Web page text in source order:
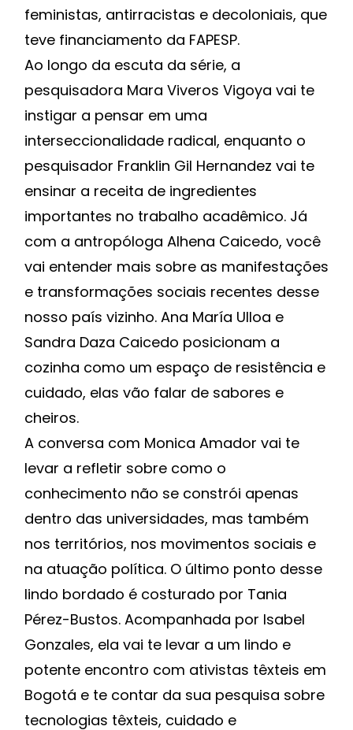
feministas, antirracistas e decoloniais, que
teve financiamento da FAPESP.
Ao longo da escuta da série, a
pesquisadora Mara Viveros Vigoya vai te
instigar a pensar em uma
interseccionalidade radical, enquanto o
pesquisador Franklin Gil Hernandez vai te
ensinar a receita de ingredientes
importantes no trabalho acadêmico. Já
com a antropóloga Alhena Caicedo, você
vai entender mais sobre as manifestações
e transformações sociais recentes desse
nosso país vizinho. Ana María Ulloa e
Sandra Daza Caicedo posicionam a
cozinha como um espaço de resistência e
cuidado, elas vão falar de sabores e
cheiros.
A conversa com Monica Amador vai te
levar a refletir sobre como o
conhecimento não se constrói apenas
dentro das universidades, mas também
nos territórios, nos movimentos sociais e
na atuação política. O último ponto desse
lindo bordado é costurado por Tania
Pérez-Bustos. Acompanhada por Isabel
Gonzales, ela vai te levar a um lindo e
potente encontro com ativistas têxteis em
Bogotá e te contar da sua pesquisa sobre
tecnologias têxteis, cuidado e